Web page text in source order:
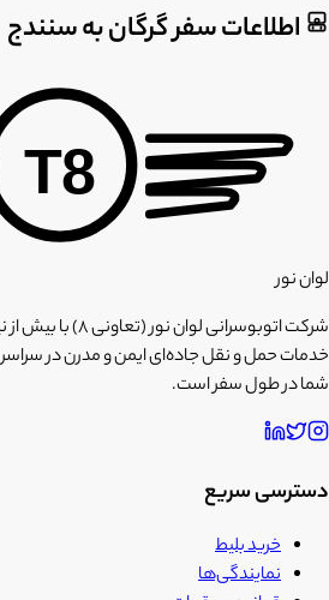
اطلاعات سفر گرگان به سنندج
T8
لوان نور
شرکت اتوبوسرانی
خدمات حمل و نقل جاده‌ای ایمن و مدرن در
شما در طول سفر است.
دسترسی سریع
خرید بلیط
نمایندگی‌ها